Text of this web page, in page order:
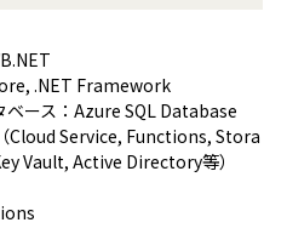
.NET Framework
ース：Azure SQL Database
Cloud Service, Functions, Stora
Vault, Active Directory等）